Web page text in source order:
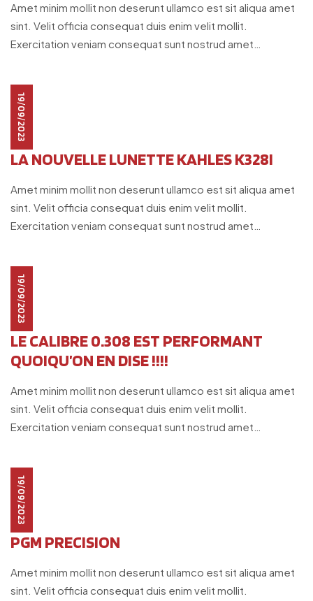
Amet minim mollit non deserunt ullamco est sit aliqua amet
sint. Velit officia consequat duis enim velit mollit.
Exercitation veniam consequat sunt nostrud amet…
19/09/2023
LA NOUVELLE LUNETTE KAHLES K328I
Amet minim mollit non deserunt ullamco est sit aliqua amet
sint. Velit officia consequat duis enim velit mollit.
Exercitation veniam consequat sunt nostrud amet…
19/09/2023
LE CALIBRE 0.308 EST PERFORMANT
QUOIQU’ON EN DISE !!!!
Amet minim mollit non deserunt ullamco est sit aliqua amet
sint. Velit officia consequat duis enim velit mollit.
Exercitation veniam consequat sunt nostrud amet…
19/09/2023
PGM PRECISION
Amet minim mollit non deserunt ullamco est sit aliqua amet
sint. Velit officia consequat duis enim velit mollit.